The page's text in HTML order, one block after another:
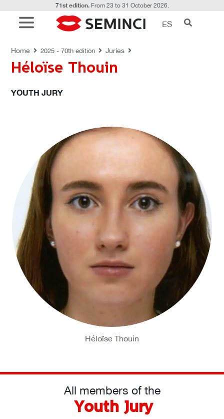
71st edition.From 23 to 31 October 2026.
ES
Home 2025 - 70th edition Juries
Héloïse Thouin
YOUTH JURY
Héloïse Thouin
All members of the
Youth Jury